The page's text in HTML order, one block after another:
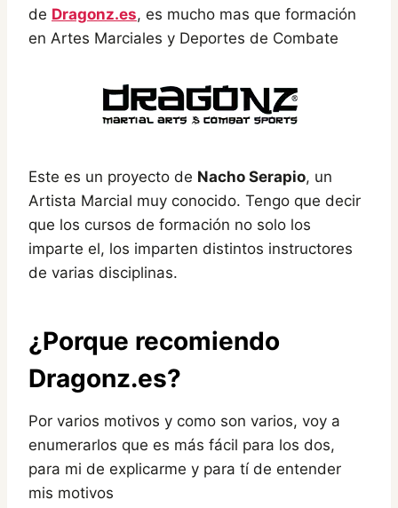
de Dragonz.es, es mucho mas que formación
en Artes Marciales y Deportes de Combate
Este es un proyecto de Nacho Serapio, un
Artista Marcial muy conocido. Tengo que decir
que los cursos de formación no solo los
imparte el, los imparten distintos instructores
de varias disciplinas.
¿Porque recomiendo
Dragonz.es?
Por varios motivos y como son varios, voy a
enumerarlos que es más fácil para los dos,
para mi de explicarme y para tí de entender
mis motivos